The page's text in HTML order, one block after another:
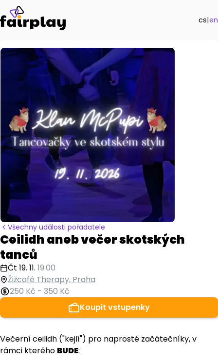
cs|en
Všechny události pořadatele
Ceilidh aneb večer skotských
tanců
Čt 19. 11. 19:00
Žižcafé Therapy, Praha
250 Kč - 350 Kč
Koupit vstupenky
Večerní ceilidh ("kejlí") pro naprosté začátečníky, v
rámci kterého BUDE: